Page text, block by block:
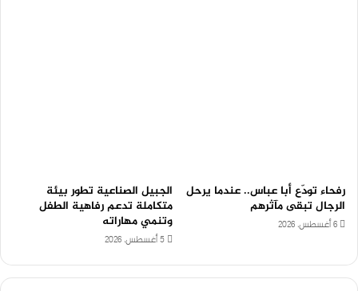
رفحاء تودّع أبا عباس.. عندما يرحل
الرجال تبقى مآثرهم
6 أغسطس، 2026
الجبيل الصناعية تطور بيئة
متكاملة تدعم رفاهية الطفل
وتنمي مهاراته
5 أغسطس، 2026